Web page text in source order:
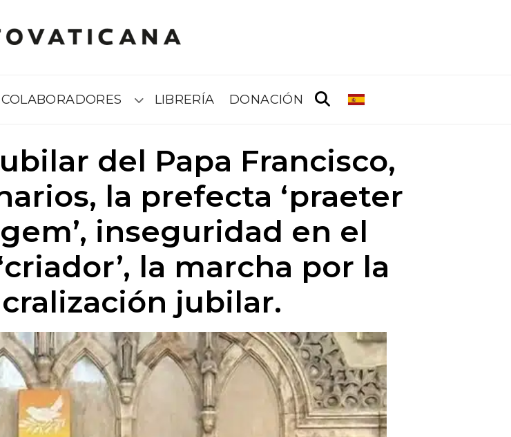
COLABORADORES Submenú
LIBRERÍA DONACIÓN
del Papa Francisco,
la prefecta ‘praeter
inseguridad en el
la marcha por la
jubilar.